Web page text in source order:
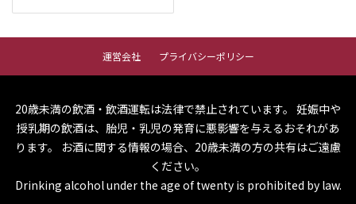
運営会社 プライバシーポリシー
20歳未満の飲酒・飲酒運転は法律で禁止されています。 妊娠中や
授乳期の飲酒は、胎児・乳児の発育に悪影響を与えるおそれがあ
ります。
お酒に関する情報の場合、20歳未満の方の共有はご遠慮
ください。
Drinking alcohol under the age of twenty is prohibited by law.